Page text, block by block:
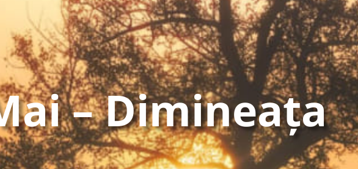
– Dimineața
29 Martie - Dimineața
29 Martie - Seara
30 Martie - Dimineața
30 Martie - Seara